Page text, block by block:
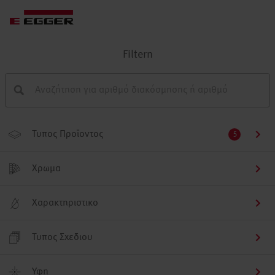
Filtern
Τυπος Προϊοντος 5
Χρωμα
Χαρακτηριστικο
Τυπος Σχεδιου
Υφη